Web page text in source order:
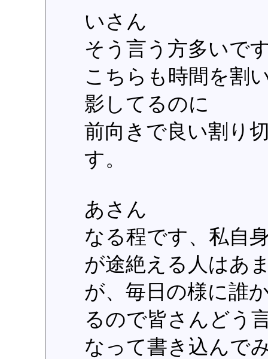
いさん
そう言う方多いで
こちらも時間を割
影してるのに
前向きで良い割り
す。
あさん
なる程です、私自
が途絶える人はあ
が、毎日の様に誰
るので皆さんどう
なって書き込んで